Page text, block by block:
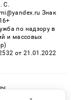
С.
Знак
по надзору в
и массовых
от 21.01.2022